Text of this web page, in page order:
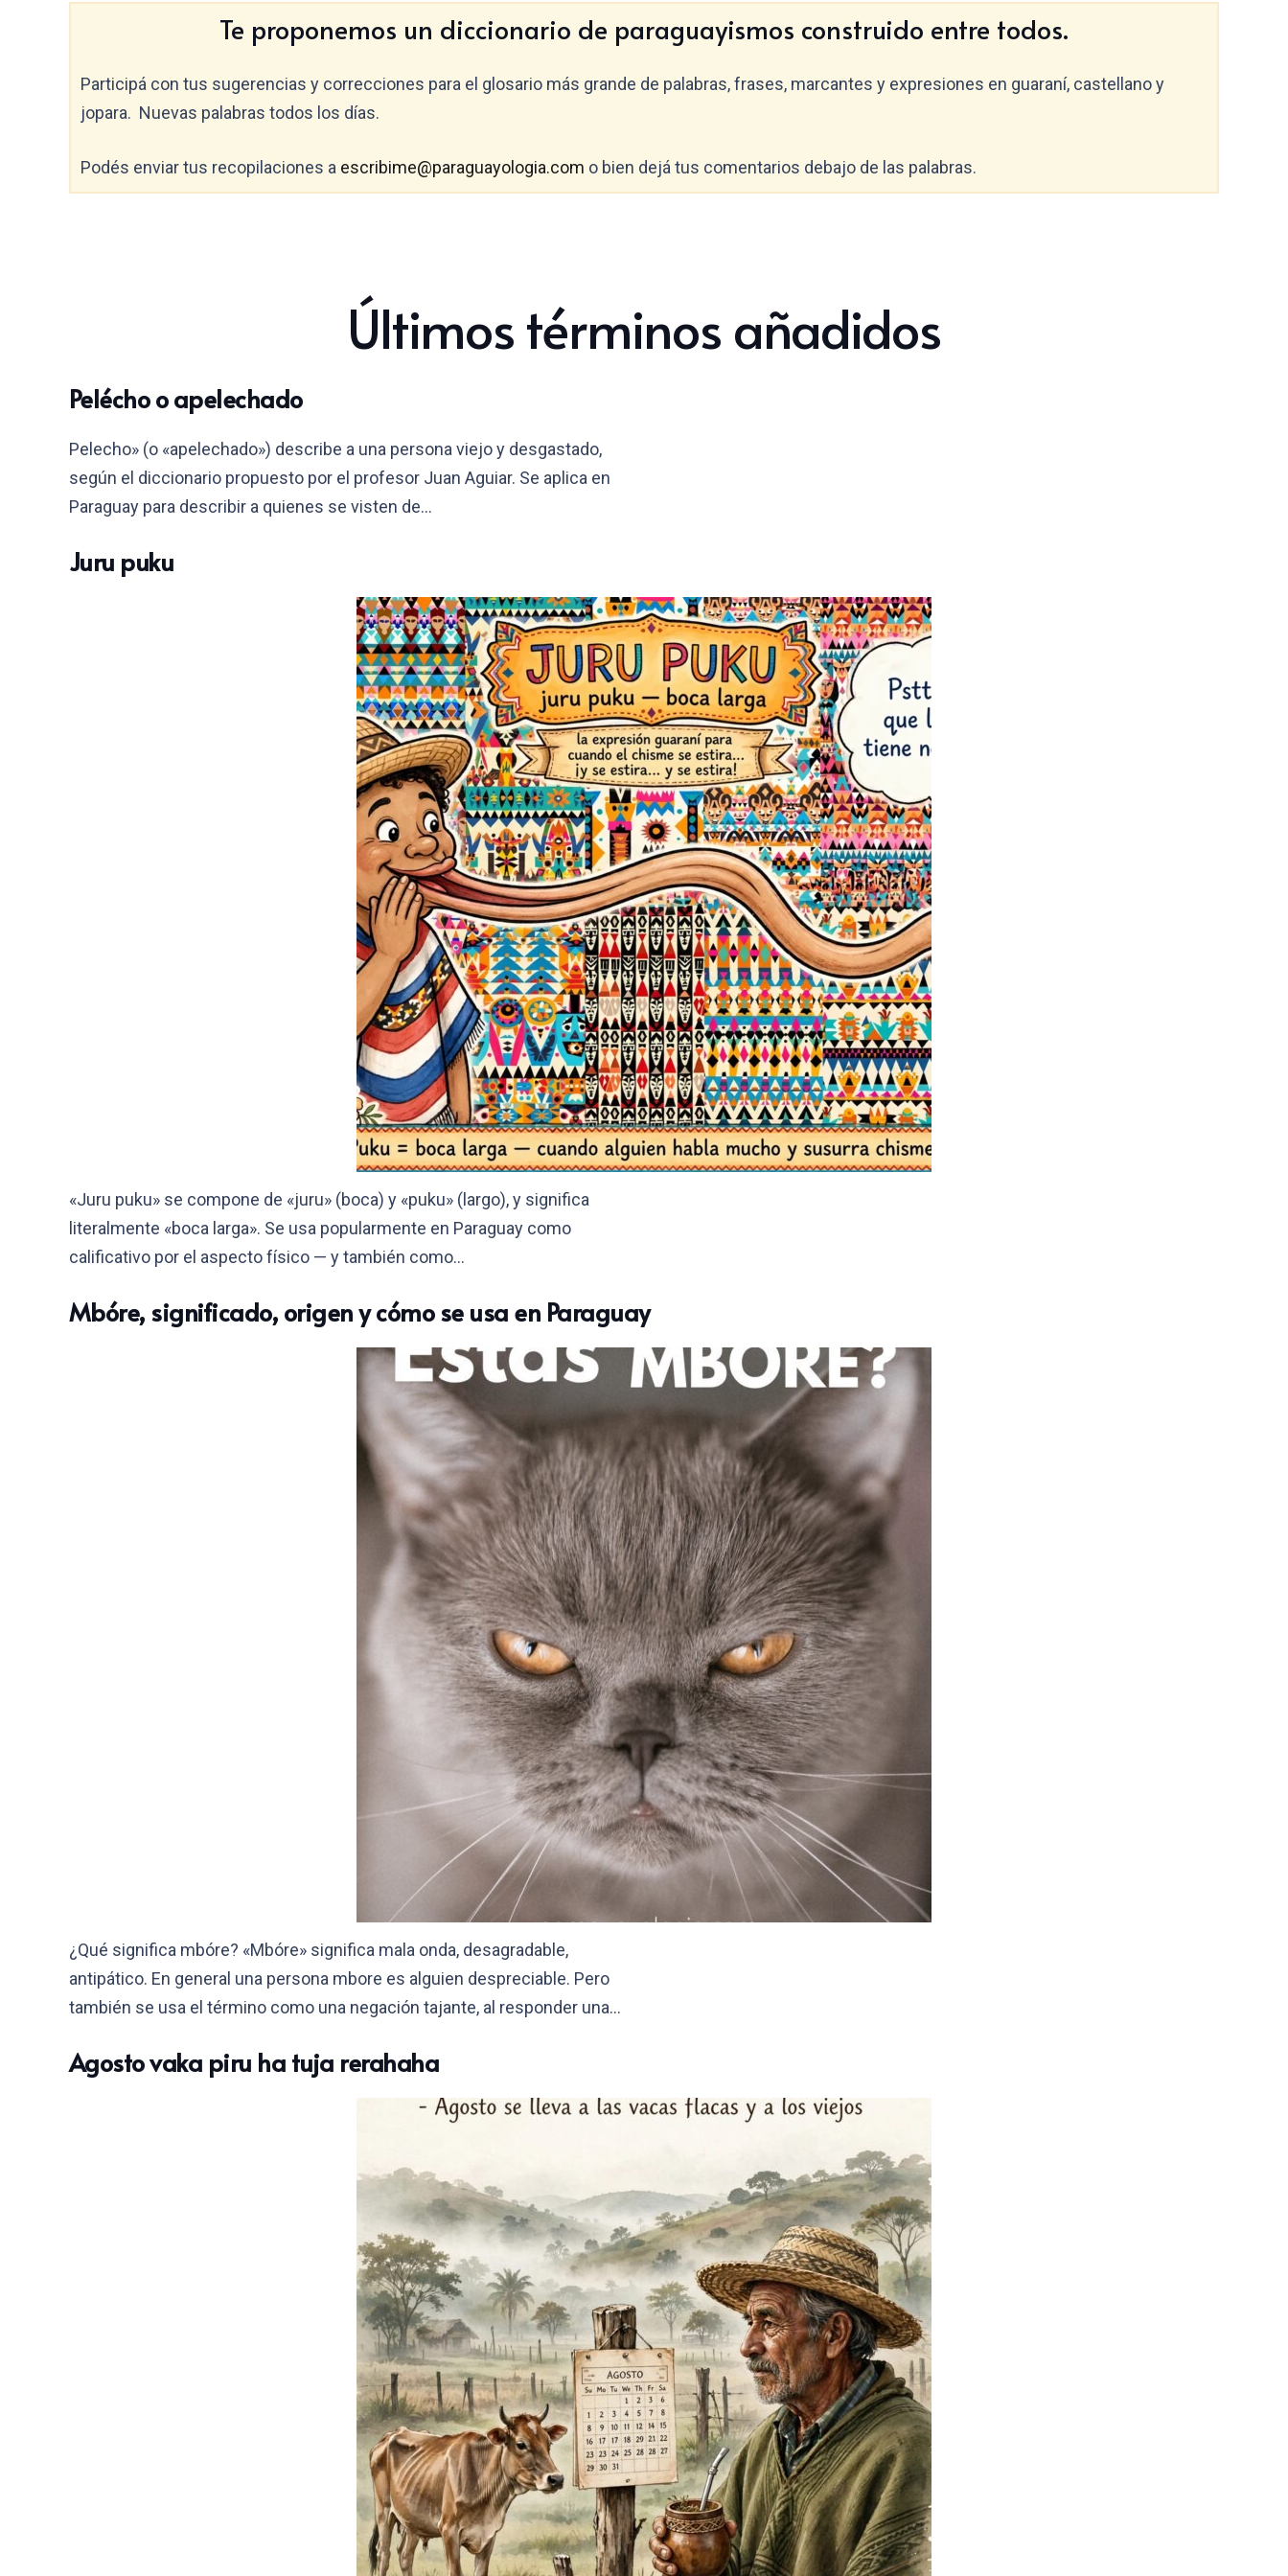
Te proponemos un diccionario de paraguayismos construido entre todos.
Participá con tus sugerencias y correcciones para el glosario más grande de palabras, frases, marcantes y expresiones en guaraní, castellano y
jopara. Nuevas palabras todos los días.
Podés enviar tus recopilaciones a escribime@paraguayologia.com o bien dejá tus comentarios debajo de las palabras.
Últimos términos añadidos
Pelécho o apelechado
Pelecho» (o «apelechado») describe a una persona viejo y desgastado,
según el diccionario propuesto por el profesor Juan Aguiar. Se aplica en
Paraguay para describir a quienes se visten de…
Juru puku
«Juru puku» se compone de «juru» (boca) y «puku» (largo), y significa
literalmente «boca larga». Se usa popularmente en Paraguay como
calificativo por el aspecto físico — y también como…
Mbóre, significado, origen y cómo se usa en Paraguay
¿Qué significa mbóre? «Mbóre» significa mala onda, desagradable,
antipático. En general una persona mbore es alguien despreciable. Pero
también se usa el término como una negación tajante, al responder una…
Agosto vaka piru ha tuja rerahaha